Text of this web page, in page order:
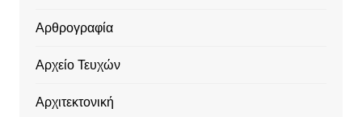
Αρθρογραφία
Αρχείο Τευχών
Αρχιτεκτονική